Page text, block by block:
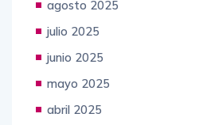
agosto 2025
julio 2025
junio 2025
mayo 2025
abril 2025